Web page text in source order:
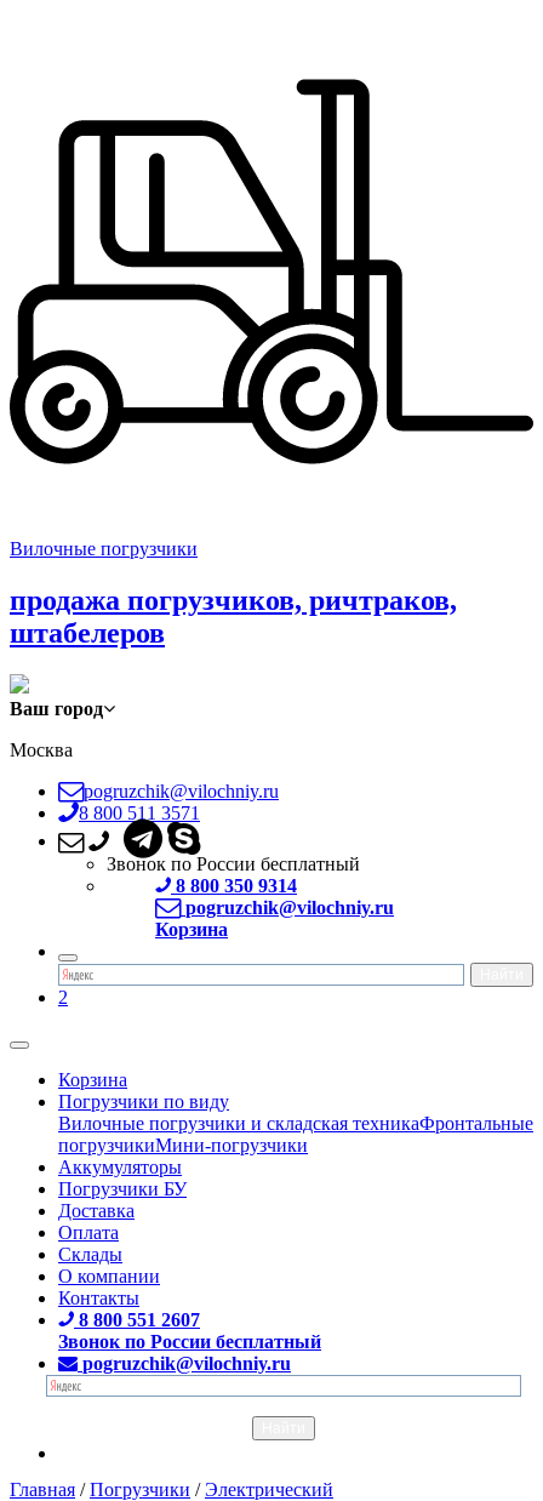
Вилочные погрузчики
продажа погрузчиков, ричтраков,
штабелеров
Ваш город
Москва
pogruzchik@vilochniy.ru
8 800 511 3571
Звонок по России бесплатный
8 800 350 9314
pogruzchik@vilochniy.ru
Корзина
2
Корзина
Погрузчики по виду
Вилочные погрузчики и складская техникаФронтальные
погрузчикиМини-погрузчики
Аккумуляторы
Погрузчики БУ
Доставка
Оплата
Склады
О компании
Контакты
8 800 551 2607
Звонок по России бесплатный
pogruzchik@vilochniy.ru
Главная /Погрузчики /Электрический